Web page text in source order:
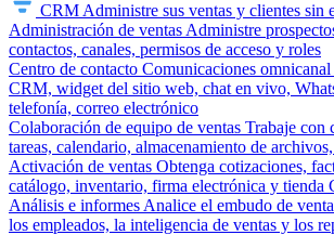
CRM Administre sus ventas y clientes sin
Administración de ventas Administre
contactos, canales, permisos de acceso y roles
Centro de contacto Comunicaciones
CRM, widget del sitio web, chat en vivo,
telefonía, correo electrónico
Colaboración de equipo de ventas Trabaje con
tareas, calendario, almacenamiento de
Activación de ventas Obtenga cotizaciones,
catálogo, inventario, firma electrónica y tienda
Análisis e informes Analice el embudo de
los empleados, la inteligencia de ventas y los